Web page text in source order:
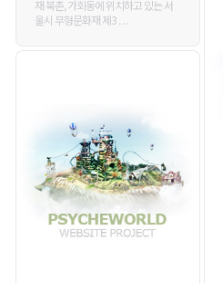
재 북촌, 가회동에 위치하고 있는 서
울시 무형문화재 제3 . . .